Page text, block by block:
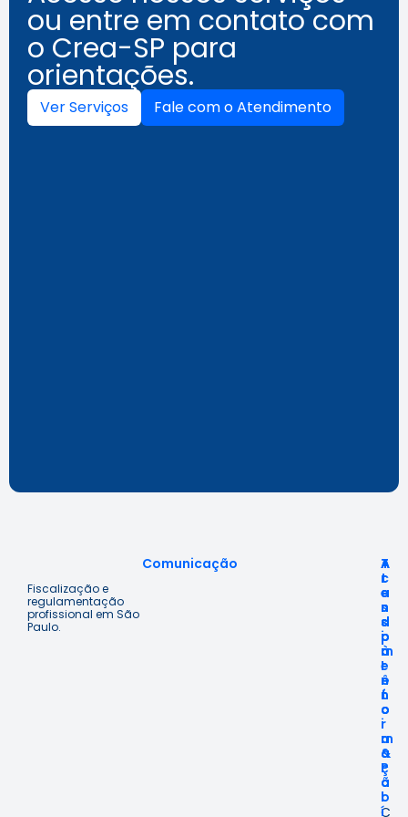
ou entre em contato com
o Crea-SP para
orientações.
Ver Serviços Fale com o Atendimento
Fiscalização e
regulamentação
profissional em São
Paulo.
Comunicação
A
c
e
s
s
o
à
I
n
f
o
r
m
a
ç
ã
o
C
T
r
a
n
s
p
a
r
ê
n
c
i
a
&
P
o
l
í
A
t
e
n
d
i
m
e
n
t
o